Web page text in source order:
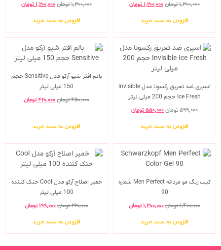
۱,۳۰۰,۰۰۰تومان۱,۲۰۰,۰۰۰تومان
افزودن به سبد خرید
۱,۳۰۰,۰۰۰تومان۱,۲۰۰,۰۰۰تومان
افزودن به سبد خرید
اسپری ضد تعریق رکسونا مدل Invisible
Ice Fresh حجم 200 میلی لیتر
۵۹۹,۰۰۰تومان۵۵۰,۰۰۰تومان
افزودن به سبد خرید
بالم افتر شیو آرکو مدل Sensitive حجم
150 میلی لیتر
۴۵۰,۰۰۰تومان۴۲۰,۰۰۰تومان
افزودن به سبد خرید
کیت رنگ مو مردانه Men Perfect شماره
90
۱,۴۰۰,۰۰۰تومان۱,۳۰۰,۰۰۰تومان
افزودن به سبد خرید
خمیر اصلاح آرکو مدل Cool خنک کننده
100 میلی لیتر
۲۲۰,۰۰۰تومان۱۹۹,۰۰۰تومان
افزودن به سبد خرید